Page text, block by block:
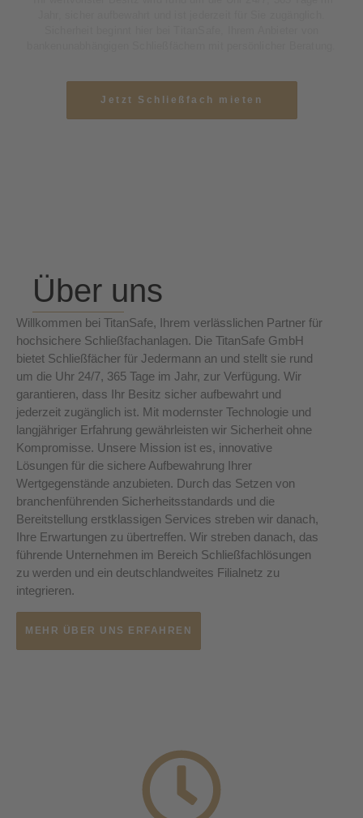
Jetzt Schließfach mieten
Über uns
Willkommen bei TitanSafe, Ihrem verlässlichen Partner für
hochsichere Schließfachanlagen. Die TitanSafe GmbH
bietet Schließfächer für Jedermann an und stellt sie rund
um die Uhr 24/7, 365 Tage im Jahr, zur Verfügung. Wir
garantieren, dass Ihr Besitz sicher aufbewahrt und
jederzeit zugänglich ist. Mit modernster Technologie und
langjähriger Erfahrung gewährleisten wir Sicherheit ohne
Kompromisse. Unsere Mission ist es, innovative
Lösungen für die sichere Aufbewahrung Ihrer
Wertgegenstände anzubieten. Durch das Setzen von
branchenführenden Sicherheitsstandards und die
Bereitstellung erstklassigen Services streben wir danach,
Ihre Erwartungen zu übertreffen. Wir streben danach, das
führende Unternehmen im Bereich Schließfachlösungen
zu werden und ein deutschlandweites Filialnetz zu
integrieren.
MEHR ÜBER UNS ERFAHREN